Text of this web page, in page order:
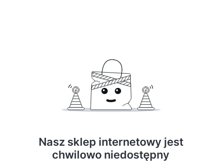
Nasz sklep internetowy jest
chwilowo niedostępny